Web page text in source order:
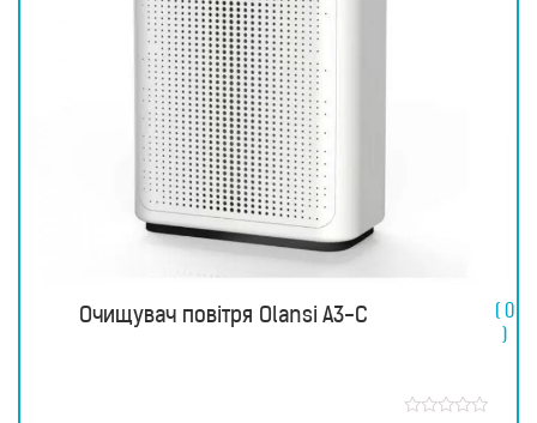
Очищувач повітря Olansi A3-С
( 0
)